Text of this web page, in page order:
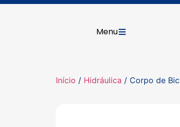
Menu
Início / Hidráulica / Corpo de